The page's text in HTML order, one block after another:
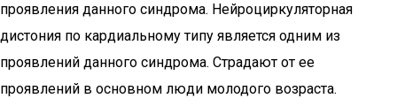
проявления данного синдрома. Нейроциркуляторная
дистония по кардиальному типу является одним из
проявлений данного синдрома. Страдают от ее
проявлений в основном люди молодого возраста.